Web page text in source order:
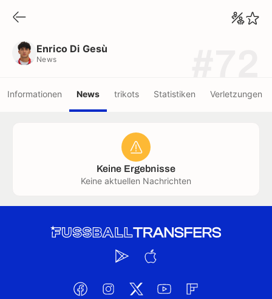
Enrico Di Gesù
News
Informationen News trikots Statistiken Verletzungen
Keine Ergebnisse
Keine aktuellen Nachrichten